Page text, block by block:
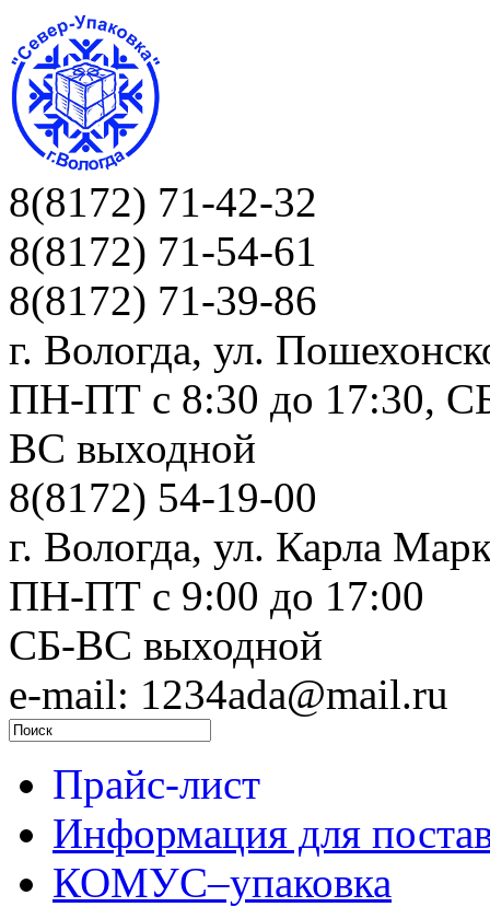
8(8172) 71-42-32
8(8172) 71-54-61
8(8172) 71-39-86
г. Вологда, ул.
ПН-ПТ c 8:30 до 17:30,
ВС выходной
8(8172) 54-19-00
г. Вологда, ул. Карла
ПН-ПТ c 9:00 до 17:00
СБ-ВС выходной
e-mail: 1234ada@mail.ru
Прайс-лист
Информация для
КОМУС–упаковка